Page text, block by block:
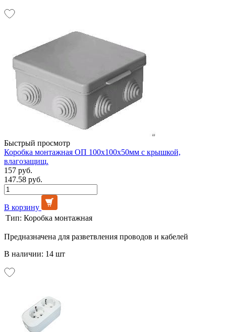
Быстрый просмотр
Коробка монтажная ОП 100х100х50мм с крышкой,
влагозащищ.
157 руб.
147.58 руб.
В корзину
Тип: Коробка монтажная
Предназначена для разветвления проводов и кабелей
В наличии: 14 шт